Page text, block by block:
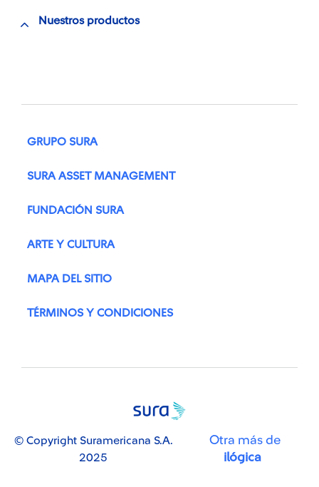
Nuestros productos
GRUPO SURA
SURA ASSET MANAGEMENT
FUNDACIÓN SURA
ARTE Y CULTURA
MAPA DEL SITIO
TÉRMINOS Y CONDICIONES
© Copyright Suramericana S.A.
2025
Otra más de
ilógica